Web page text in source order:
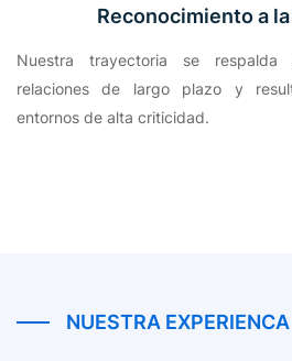
Reconocimiento a
Nuestra trayectoria se respalda
relaciones de largo plazo y
entornos de alta criticidad.
NUESTRA EXPERIENCA